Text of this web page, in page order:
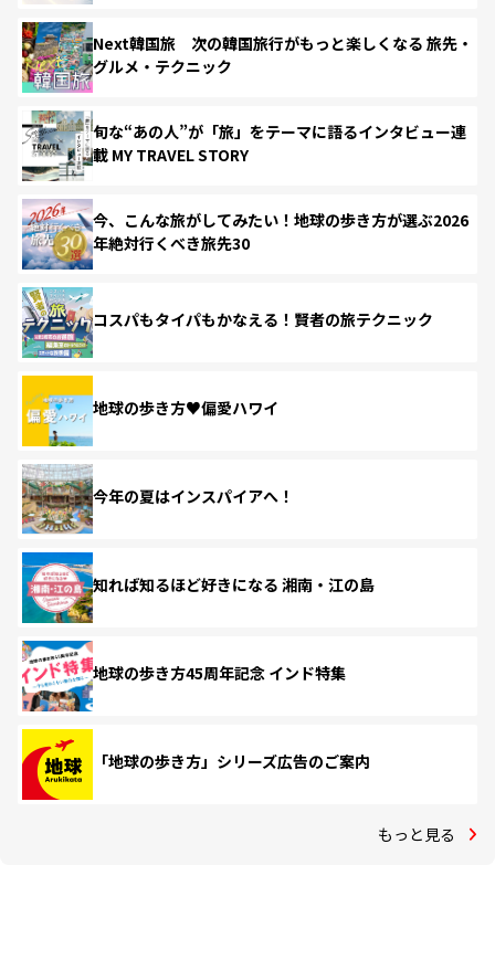
Next韓国旅 次の韓国旅行がもっと楽しくなる 旅先・
グルメ・テクニック
旬な“あの人”が「旅」をテーマに語るインタビュー連
載 MY TRAVEL STORY
今、こんな旅がしてみたい！地球の歩き方が選ぶ2026
年絶対行くべき旅先30
コスパもタイパもかなえる！賢者の旅テクニック
地球の歩き方♥偏愛ハワイ
今年の夏はインスパイアへ！
知れば知るほど好きになる 湘南・江の島
地球の歩き方45周年記念 インド特集
「地球の歩き方」シリーズ広告のご案内
もっと見る